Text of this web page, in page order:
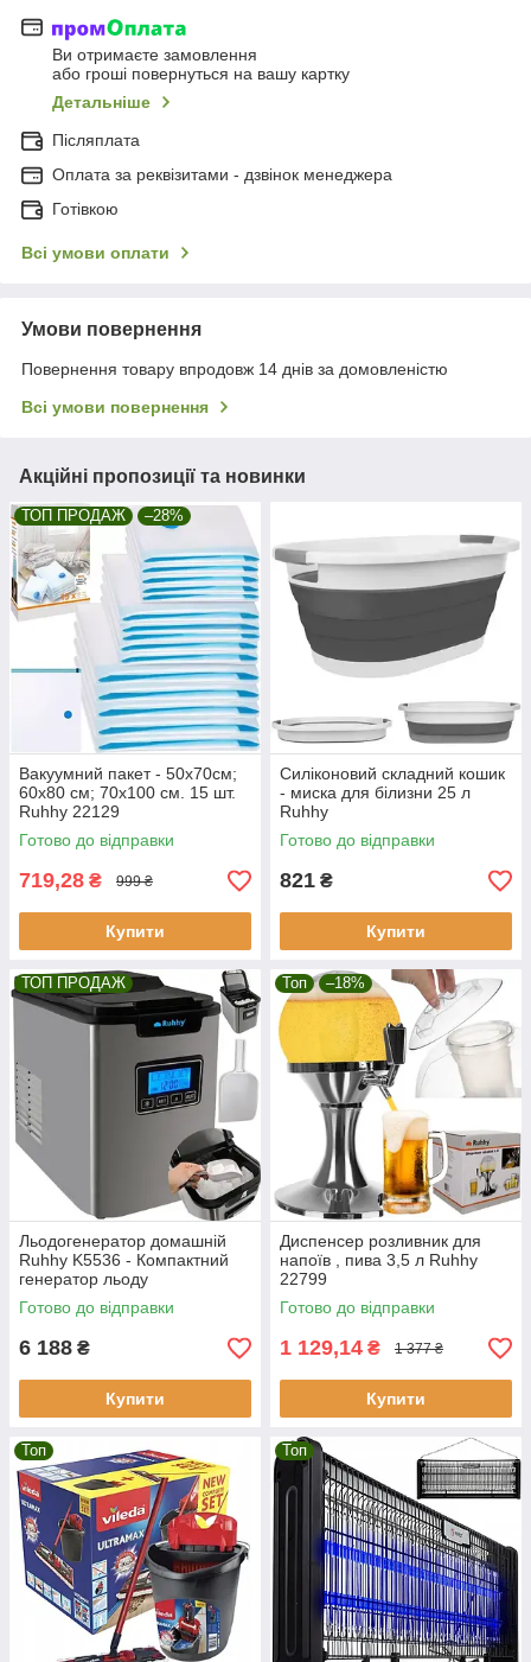
Ви отримаєте замовлення
або гроші повернуться на вашу картку
Детальніше
Післяплата
Оплата за реквізитами - дзвінок менеджера
Готівкою
Всі умови оплати
Умови повернення
Повернення товару впродовж 14 днів за домовленістю
Всі умови повернення
Акційні пропозиції та новинки
ТОП ПРОДАЖ –28%
Вакуумний пакет - 50х70см;
60х80 см; 70х100 см. 15 шт.
Ruhhy 22129
Готово до відправки
719,28 ₴ 999 ₴
Купити
Силіконовий складний кошик
- миска для білизни 25 л
Ruhhy
Готово до відправки
821 ₴
Купити
ТОП ПРОДАЖ
Льодогенератор домашній
Ruhhy K5536 - Компактний
генератор льоду
Готово до відправки
6 188 ₴
Купити
Топ –18%
Диспенсер розливник для
напоїв , пива 3,5 л Ruhhy
22799
Готово до відправки
1 129,14 ₴ 1 377 ₴
Купити
Топ Топ